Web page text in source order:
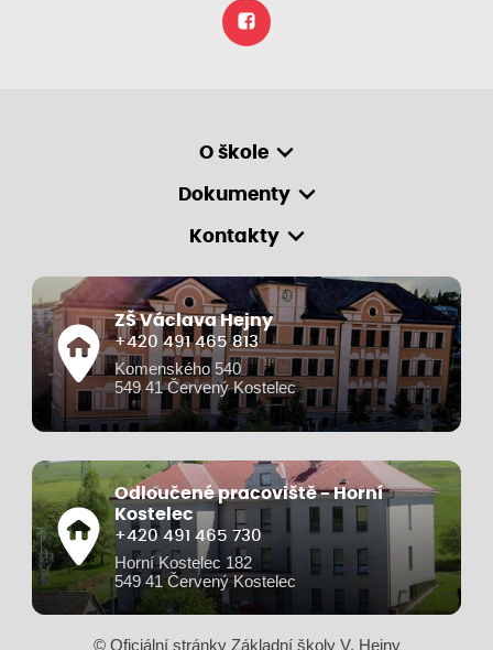
O škole
Dokumenty
Kontakty
ZŠ Václava Hejny
+420 491 465 813
Komenského 540
549 41 Červený Kostelec
Odloučené pracoviště - Horní
Kostelec
+420 491 465 730
Horní Kostelec 182
549 41 Červený Kostelec
© Oficiální stránky Základní školy V. Hejny